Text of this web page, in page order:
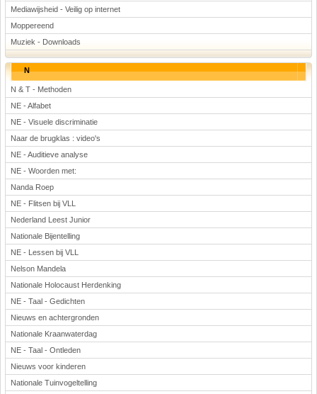
Mediawijsheid - Veilig op internet
Moppereend
Muziek - Downloads
N
N & T - Methoden
NE - Alfabet
NE - Visuele discriminatie
Naar de brugklas : video's
NE - Auditieve analyse
NE - Woorden met:
Nanda Roep
NE - Flitsen bij VLL
Nederland Leest Junior
Nationale Bijentelling
NE - Lessen bij VLL
Nelson Mandela
Nationale Holocaust Herdenking
NE - Taal - Gedichten
Nieuws en achtergronden
Nationale Kraanwaterdag
NE - Taal - Ontleden
Nieuws voor kinderen
Nationale Tuinvogeltelling